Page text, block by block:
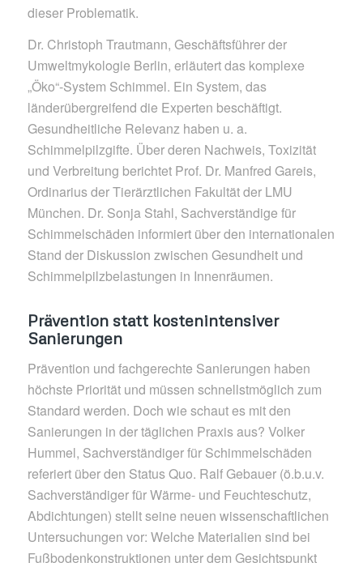
dieser Problematik.
Dr. Christoph Trautmann, Geschäftsführer der
Umweltmykologie Berlin, erläutert das komplexe
„Öko“-System Schimmel. Ein System, das
länderübergreifend die Experten beschäftigt.
Gesundheitliche Relevanz haben u. a.
Schimmelpilzgifte. Über deren Nachweis, Toxizität
und Verbreitung berichtet Prof. Dr. Manfred Gareis,
Ordinarius der Tierärztlichen Fakultät der LMU
München. Dr. Sonja Stahl, Sachverständige für
Schimmelschäden informiert über den internationalen
Stand der Diskussion zwischen Gesundheit und
Schimmelpilzbelastungen in Innenräumen.
Prävention statt kostenintensiver
Sanierungen
Prävention und fachgerechte Sanierungen haben
höchste Priorität und müssen schnellstmöglich zum
Standard werden. Doch wie schaut es mit den
Sanierungen in der täglichen Praxis aus? Volker
Hummel, Sachverständiger für Schimmelschäden
referiert über den Status Quo. Ralf Gebauer (ö.b.u.v.
Sachverständiger für Wärme- und Feuchteschutz,
Abdichtungen) stellt seine neuen wissenschaftlichen
Untersuchungen vor: Welche Materialien sind bei
Fußbodenkonstruktionen unter dem Gesichtspunkt